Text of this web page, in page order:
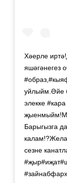
Хәерле
яшәгәнегез
уйлыйм.Әйе
элекке
Барыгызга
сезне